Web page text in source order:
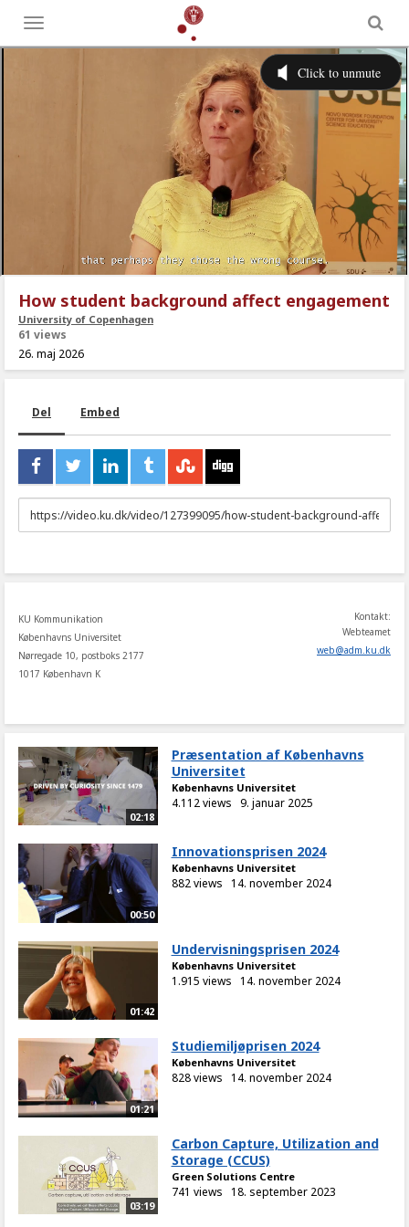
Toggle
menu
How student background affect engagement
University of Copenhagen
61 views
26. maj 2026
Del Embed
URL
to
KU Kommunikation
Københavns Universitet
Nørregade 10, postboks 2177
1017 København K
Kontakt:
Webteamet
web@adm.ku.dk
02:18
Præsentation af Københavns
Universitet
Københavns Universitet
4.112 views 9. januar 2025
00:50
Innovationsprisen 2024
Københavns Universitet
882 views 14. november 2024
01:42
Undervisningsprisen 2024
Københavns Universitet
1.915 views 14. november 2024
01:21
Studiemiljøprisen 2024
Københavns Universitet
828 views 14. november 2024
03:19
Carbon Capture, Utilization and
Storage (CCUS)
Green Solutions Centre
741 views 18. september 2023